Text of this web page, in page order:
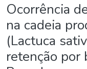
Ocorrência
na cadeia
(Lactuca
retenção por